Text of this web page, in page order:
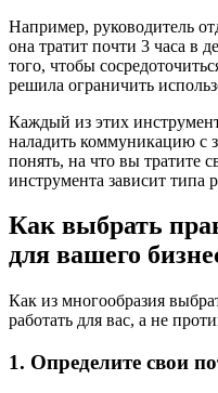
Например, руководитель
она тратит почти 3 часа в
того, чтобы
решила ограничить
Каждый из этих
наладить коммуникацию с
понять, на что вы тратите
инструмента зависит типа
Как выбрать
для вашего
Как из многообразия
работать для вас, а не
1. Определите свои